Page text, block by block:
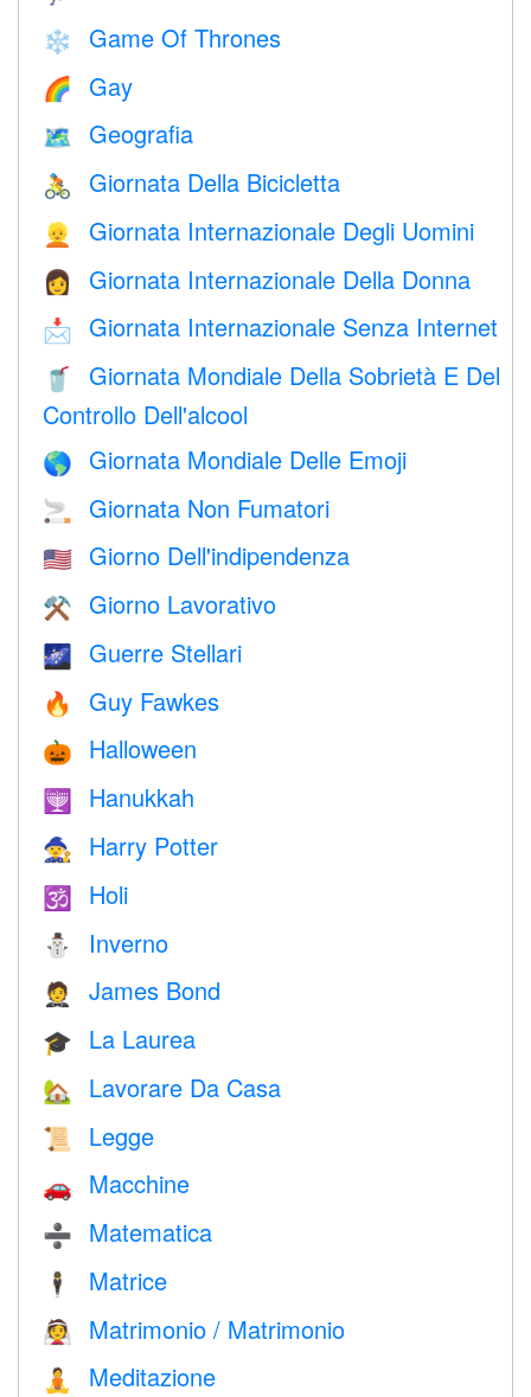
❄️ Game Of Thrones
🌈 Gay
🗺 Geografia
🚴 Giornata Della Bicicletta
👱 Giornata Internazionale Degli Uomini
👩 Giornata Internazionale Della Donna
📩 Giornata Internazionale Senza Internet
🥤
Giornata Mondiale Della Sobrietà E Del
Controllo Dell'alcool
🌎 Giornata Mondiale Delle Emoji
🚬 Giornata Non Fumatori
🇺🇸 Giorno Dell'indipendenza
⚒️ Giorno Lavorativo
🌌 Guerre Stellari
🔥 Guy Fawkes
🎃 Halloween
🕎 Hanukkah
🧙 Harry Potter
🕉 Holi
⛄ Inverno
🤵 James Bond
🎓 La Laurea
🏡 Lavorare Da Casa
📜 Legge
🚗 Macchine
➗ Matematica
🕴️ Matrice
👰 Matrimonio / Matrimonio
🧘 Meditazione